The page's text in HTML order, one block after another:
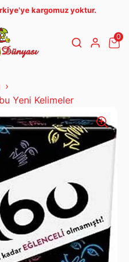
kargomuz yoktur.
0
Yeni Kelimeler